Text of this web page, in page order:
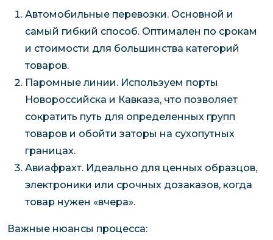
Автомобильные перевозки. Основной и
самый гибкий способ. Оптимален по срокам
и стоимости для большинства категорий
товаров.
Паромные линии. Используем порты
Новороссийска и Кавказа, что позволяет
сократить путь для определенных групп
товаров и обойти заторы на сухопутных
границах.
Авиафрахт. Идеально для ценных образцов,
электроники или срочных дозаказов, когда
товар нужен «вчера».
Важные нюансы процесса: